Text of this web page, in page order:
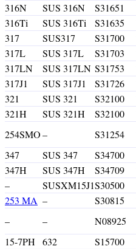
316N
SUS 316N S31651
316Ti
SUS 316Ti S31635
317
SUS317 S31700
317L
SUS 317L S31703
317LN
SUS 317LN S31753
317J1
SUS 317J1 S31726
321
SUS 321 S32100
321H
SUS 321H S32100
254SMO– S31254
347
SUS 347 S34700
347H
SUS 347H S34709
–
SUSXM15J1S30500
253 MA – S30815
–
– N08925
15-7PH
632 S15700